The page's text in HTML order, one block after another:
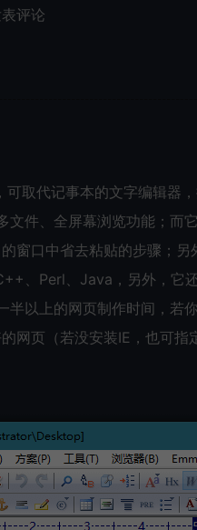
评论
取代记事本的文字编辑器
件、全屏幕浏览功能；而
窗口中省去粘贴的步骤；
、Perl、Java，另外，它
以上的网页制作时间，若
网页（若没安装IE，也可指